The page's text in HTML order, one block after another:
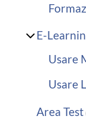
E-
Usare
Usare
Area Test